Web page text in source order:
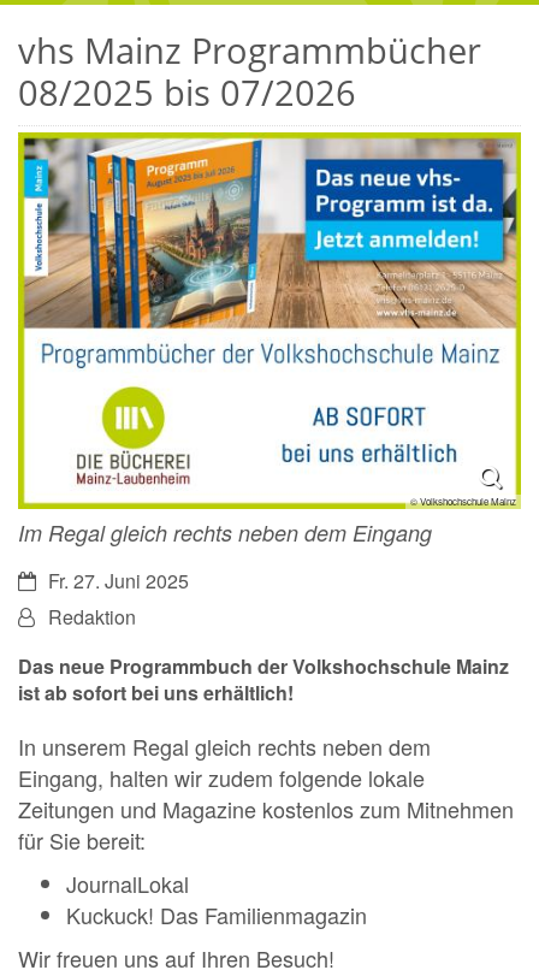
vhs Mainz Programmbücher
08/2025 bis 07/2026
© Volkshochschule Mainz
Im Regal gleich rechts neben dem Eingang
Datum:Fr. 27. Juni 2025
Von:Redaktion
Das neue Programmbuch der Volkshochschule Mainz
ist ab sofort bei uns erhältlich!
In unserem Regal gleich rechts neben dem
Eingang, halten wir zudem folgende lokale
Zeitungen und Magazine kostenlos zum Mitnehmen
für Sie bereit:
JournalLokal
Kuckuck! Das Familienmagazin
Wir freuen uns auf Ihren Besuch!